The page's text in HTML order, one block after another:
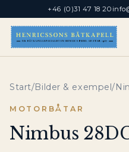
+46 (0)31 47 18 20
Start/Bilder & exempel/
MOTORBÅTAR
Nimbus